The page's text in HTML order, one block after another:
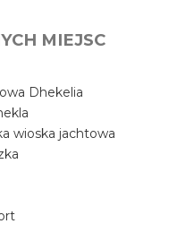
MIEJSC
Dhekelia
wioska jachtowa